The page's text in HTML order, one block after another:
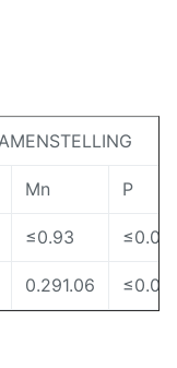
Mn P
≤0.93
0.291.06